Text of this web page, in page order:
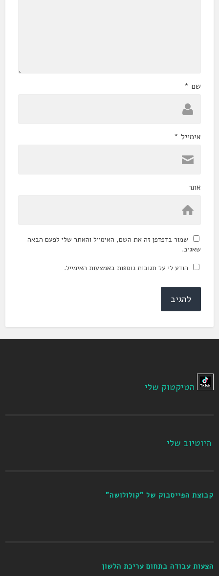
שם *
אימייל *
אתר
שמור בדפדפן זה את השם, האימייל והאתר שלי לפעם הבאה
שאגיב.
הודע לי על תגובות נוספות באמצעות האימייל.
הטיקטוק שלי
היוטיוב שלי
קבוצת הפייסבוק של "קולולושה"
הצעות עבודה בתחום עריכת הלשון